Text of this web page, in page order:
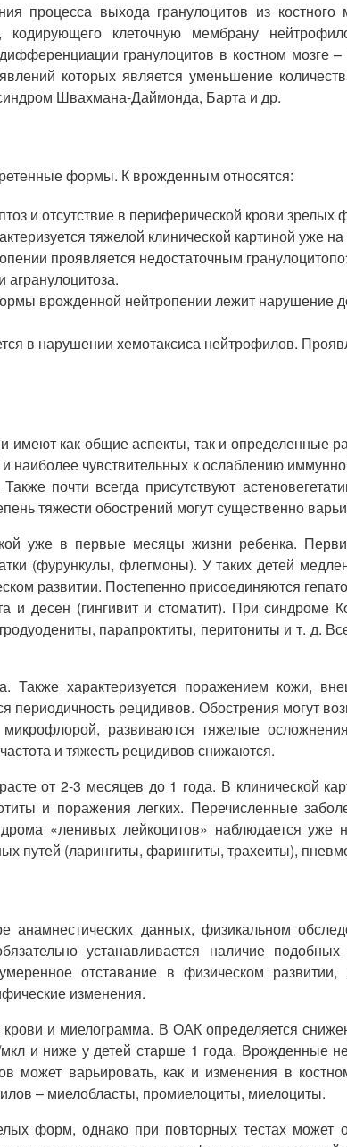
процесса выхода гранулоцитов из
кодирующего клеточную мембрану
гранулоцитов в костном
которых является уменьшение
Швахмана-Даймонда, Барта и др.
формы. К врожденным относятся:
и отсутствие в периферической крови
тяжелой клинической картиной уже
проявляется недостаточным
врожденной нейтропении лежит нарушение
в нарушении хемотаксиса нейтрофилов.
как общие аспекты, так и определенные
чувствительных к ослаблению
почти всегда присутствуют
тяжести обострений могут существенно
уже в первые месяцы жизни ребенка.
(фурункулы, флегмоны). У таких детей
развитии. Постепенно присоединяются
и десен (гингивит и стоматит). При
парапроктиты, перитониты и т. д.
Также характеризуется поражением кожи,
рецидивов. Обострения могут
развиваются тяжелые
и тяжесть рецидивов снижаются.
от 2-3 месяцев до 1 года. В клинической
и поражения легких. Перечисленные
«ленивых лейкоцитов» наблюдается
путей (ларингиты, фарингиты, трахеиты),
данных, физикальном
устанавливается наличие
отставание в физическом
изменения.
и миелограмма. В ОАК определяется
и ниже у детей старше 1 года. Врожденные
может варьировать, как и изменения в
– миелобласты, промиелоциты, миелоциты.
форм, однако при повторных тестах